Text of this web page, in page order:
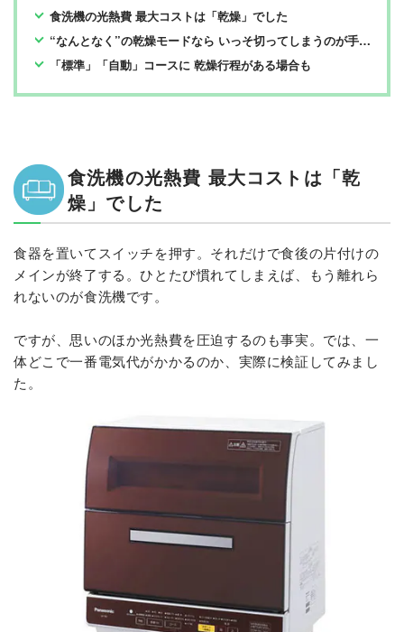
食洗機の光熱費 最大コストは「乾燥」でした
“なんとなく”の乾燥モードなら いっそ切ってしまうのが手です
「標準」「自動」コースに 乾燥行程がある場合も
食洗機の光熱費 最大コストは「乾
燥」でした
食器を置いてスイッチを押す。それだけで食後の片付けの
メインが終了する。ひとたび慣れてしまえば、もう離れら
れないのが食洗機です。
ですが、思いのほか光熱費を圧迫するのも事実。では、一
体どこで一番電気代がかかるのか、実際に検証してみまし
た。